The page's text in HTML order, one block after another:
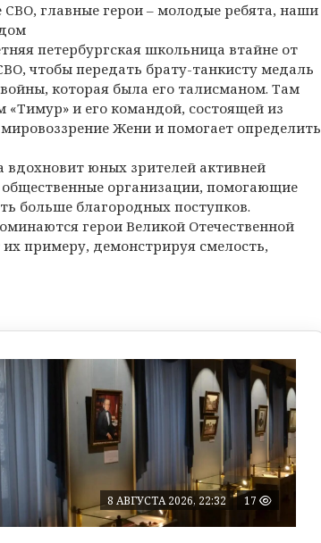
главные герои – молодые ребята, наши
петербургская школьница втайне от
чтобы передать брату-танкисту медаль
которая была его талисманом. Там
и его командой, состоящей из
Жени и помогает определить
вдохновит юных зрителей активней
организации, помогающие
больше благородных поступков.
герои Великой Отечественной
примеру, демонстрируя смелость,
8 АВГУСТА 2026, 22:32 17